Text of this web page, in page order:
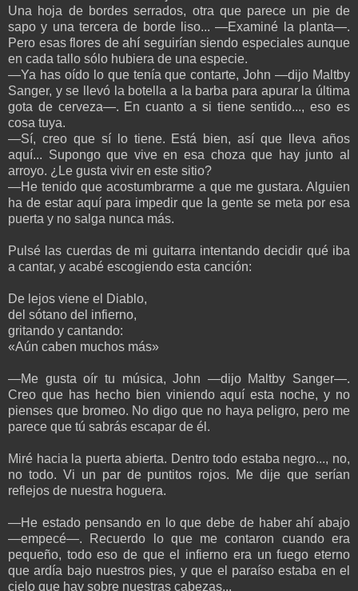
Una hoja de bordes serrados, otra que parece un pie de
sapo y una tercera de borde liso... —Examiné la planta—.
Pero esas flores de ahí seguirían siendo especiales aunque
en cada tallo sólo hubiera de una especie.
—Ya has oído lo que tenía que contarte, John —dijo Maltby
Sanger, y se llevó la botella a la barba para apurar la última
gota de cerveza—. En cuanto a si tiene sentido..., eso es
cosa tuya.
—Sí, creo que sí lo tiene. Está bien, así que lleva años
aquí... Supongo que vive en esa choza que hay junto al
arroyo. ¿Le gusta vivir en este sitio?
—He tenido que acostumbrarme a que me gustara. Alguien
ha de estar aquí para impedir que la gente se meta por esa
puerta y no salga nunca más.
Pulsé las cuerdas de mi guitarra intentando decidir qué iba
a cantar, y acabé escogiendo esta canción:
De lejos viene el Diablo,
del sótano del infierno,
gritando y cantando:
«Aún caben muchos más»
—Me gusta oír tu música, John —dijo Maltby Sanger—.
Creo que has hecho bien viniendo aquí esta noche, y no
pienses que bromeo. No digo que no haya peligro, pero me
parece que tú sabrás escapar de él.
Miré hacia la puerta abierta. Dentro todo estaba negro..., no,
no todo. Vi un par de puntitos rojos. Me dije que serían
reflejos de nuestra hoguera.
—He estado pensando en lo que debe de haber ahí abajo
—empecé—. Recuerdo lo que me contaron cuando era
pequeño, todo eso de que el infierno era un fuego eterno
que ardía bajo nuestros pies, y que el paraíso estaba en el
cielo que hay sobre nuestras cabezas...